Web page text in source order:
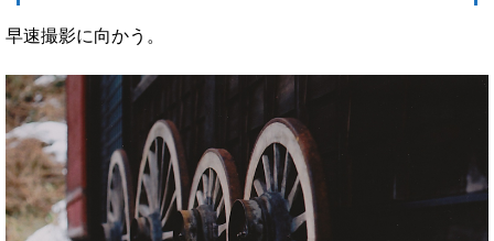
早速撮影に向かう。